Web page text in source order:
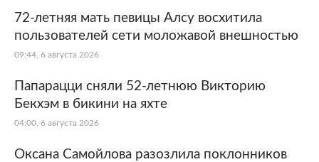
72-летняя мать певицы Алсу восхитила
пользователей сети моложавой внешностью
09:44, 6 августа 2026
Папарацци сняли 52-летнюю Викторию
Бекхэм в бикини на яхте
04:00, 6 августа 2026
Оксана Самойлова разозлила поклонников